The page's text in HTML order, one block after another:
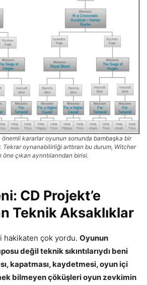
önemli kararlar oyunun sonunda bambaşka bir
Tekrar oynanabilirliği arttıran bu durum, Witcher
öne çıkan ayrıntılarından birisi.
CD Projekt’e
Teknik Aksaklıklar
hakikaten çok yordu. Oyunun
değil teknik sıkıntılarıydı beni
kapatması, kaydetmesi, oyun içi
bilmeyen çöküşleri oyun zevkimin